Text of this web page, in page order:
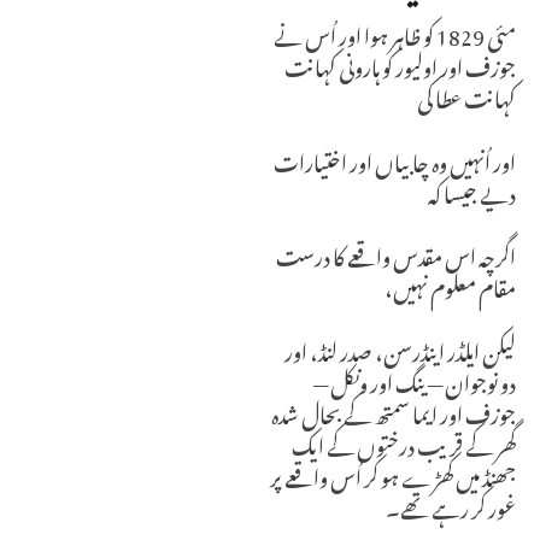
مئی 1829 کو ظاہر ہوا اور اُس نے
جوزف اور اولیور کو ہارونی کہانت
کہانت عطا کی
اور اُنہیں وہ چابیاں اور اختیارات
دیے جیسا کہ
اگرچہ اس مقدس واقعے کا درست
مقام معلوم نہیں،
لیکن ایلڈر اینڈرسن، صدر لنڈ، اور
دو نوجوان — ینگ اور ونکل —
جوزف اور ایما سمتھ کے بحال شدہ
گھر کے قریب درختوں کے ایک
جھنڈ میں کھڑے ہو کر اُس واقعے پر
غور کر رہے تھے۔